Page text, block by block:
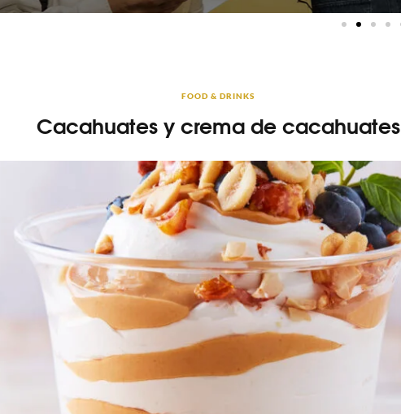
FOOD & DRINKS
Cacahuates y crema de cacahuates